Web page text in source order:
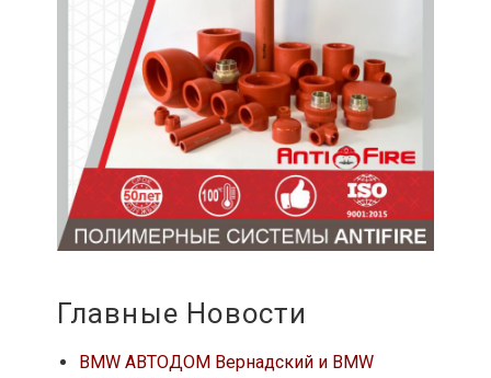
Главные Новости
BMW АВТОДОМ Вернадский и BMW